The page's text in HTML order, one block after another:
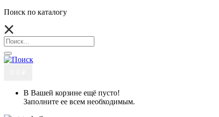
Поиск по каталогу
В Вашей корзине ещё пусто!
Заполните ее всем необходимым.